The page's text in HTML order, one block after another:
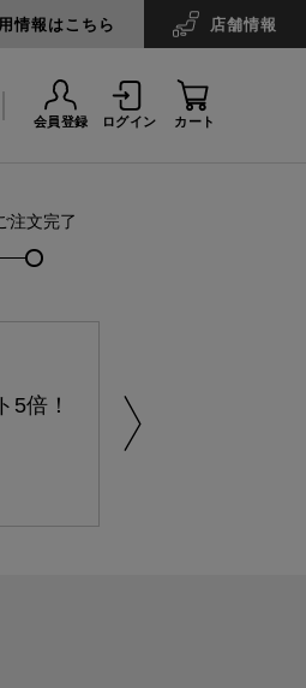
情報はこちら 店舗情報
会員登録 ログイン カート
注文完了
5倍！